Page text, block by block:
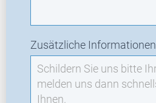
n
Zusätzliche Informationen